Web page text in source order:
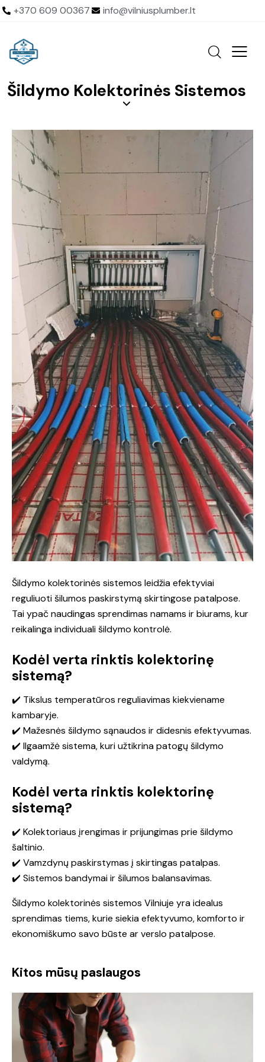
+370 609 00367 info@vilniusplumber.lt
Šildymo Kolektorinės Sistemos
Šildymo kolektorinės sistemos leidžia efektyviai
reguliuoti šilumos paskirstymą skirtingose patalpose.
Tai ypač naudingas sprendimas namams ir biurams, kur
reikalinga individuali šildymo kontrolė.
Kodėl verta rinktis kolektorinę
sistemą?
✔️ Tikslus temperatūros reguliavimas kiekviename
kambaryje.
✔️ Mažesnės šildymo sąnaudos ir didesnis efektyvumas.
✔️ Ilgaamžė sistema, kuri užtikrina patogų šildymo
valdymą.
Kodėl verta rinktis kolektorinę
sistemą?
✔️ Kolektoriaus įrengimas ir prijungimas prie šildymo
šaltinio.
✔️ Vamzdynų paskirstymas į skirtingas patalpas.
✔️ Sistemos bandymai ir šilumos balansavimas.
Šildymo kolektorinės sistemos Vilniuje yra idealus
sprendimas tiems, kurie siekia efektyvumo, komforto ir
ekonomiškumo savo būste ar verslo patalpose.
Kitos mūsų paslaugos